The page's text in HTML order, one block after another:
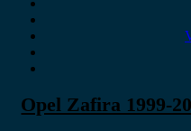
Opel Zafira 1999-